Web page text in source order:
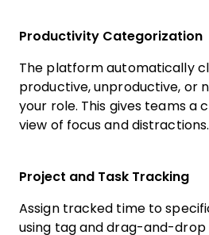
Productivity Categorization
The platform automatically
productive, unproductive, or
your role. This gives teams a
view of focus and distractions.
Project and Task Tracking
Assign tracked time to
using tag and drag-and-drop